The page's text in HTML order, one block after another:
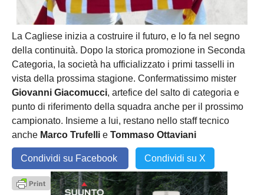
La Cagliese inizia a costruire il futuro, e lo fa nel segno
della continuità. Dopo la storica promozione in Seconda
Categoria, la società ha ufficializzato i primi tasselli in
vista della prossima stagione. Confermatissimo mister
Giovanni Giacomucci, artefice del salto di categoria e
punto di riferimento della squadra anche per il prossimo
campionato. Insieme a lui, restano nello staff tecnico
anche Marco Trufelli e Tommaso Ottaviani
Condividi su Facebook Condividi su X